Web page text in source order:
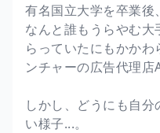
有名国立大学を卒業後
なんと誰もうらやむ大
らっていたにもかか
ンチャーの広告代理店
しかし、どうにも自
い様子...。